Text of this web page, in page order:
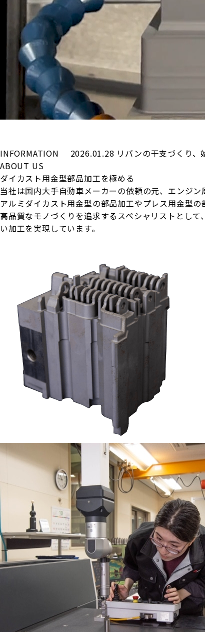
INFORMATION
2026.01.28 リバンの干支づくり、
ABOUT US
ダイカスト用金型部品加工を極める
当社は国内大手自動車メーカーの依頼の元、エンジン
アルミダイカスト用金型の部品加工やプレス用金型の
高品質なモノづくりを追求するスペシャリストとし
い加工を実現しています。